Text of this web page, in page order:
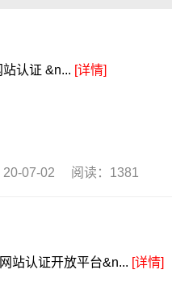
认证 &n... [详情]
20-07-02 阅读：1381
站认证开放平台&n... [详情]